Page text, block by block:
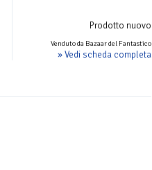
Prodotto nuovo
Venduto da Bazaar del Fantastico
» Vedi scheda completa